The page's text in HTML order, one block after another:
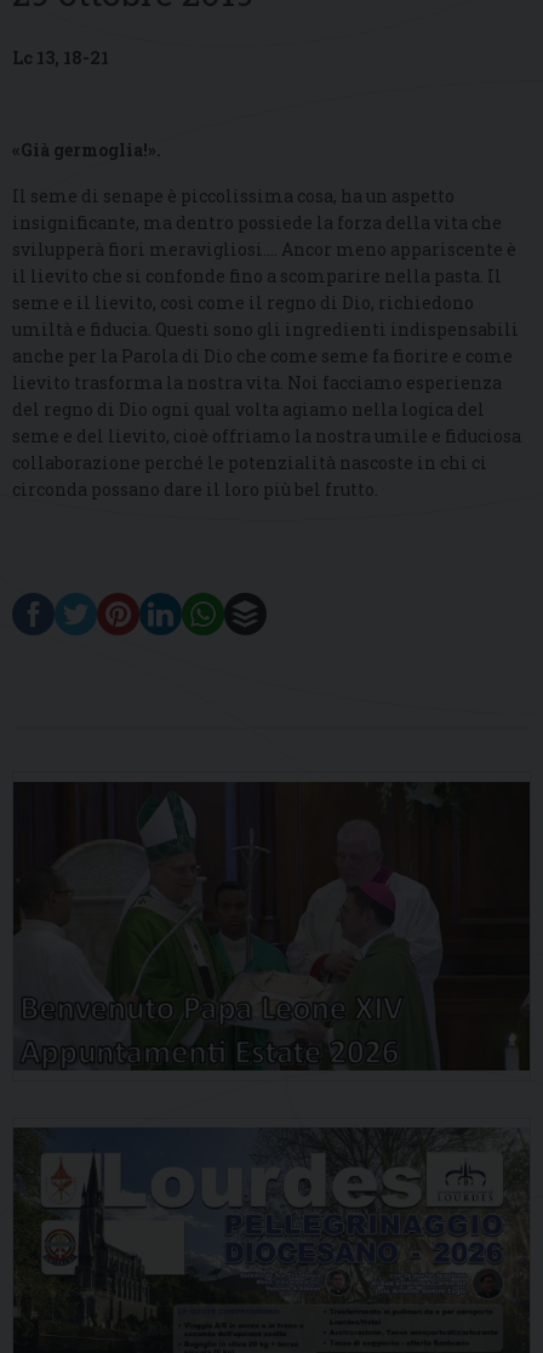
Lc 13, 18-21
«Già germoglia!».
Il seme di senape è piccolissima cosa, ha un aspetto
insignificante, ma dentro possiede la forza della vita che
svilupperà fiori meravigliosi…. Ancor meno appariscente è
il lievito che si confonde fino a scomparire nella pasta. Il
seme e il lievito, così come il regno di Dio, richiedono
umiltà e fiducia. Questi sono gli ingredienti indispensabili
anche per la Parola di Dio che come seme fa fiorire e come
lievito trasforma la nostra vita. Noi facciamo esperienza
del regno di Dio ogni qual volta agiamo nella logica del
seme e del lievito, cioè offriamo la nostra umile e fiduciosa
collaborazione perché le potenzialità nascoste in chi ci
circonda possano dare il loro più bel frutto.